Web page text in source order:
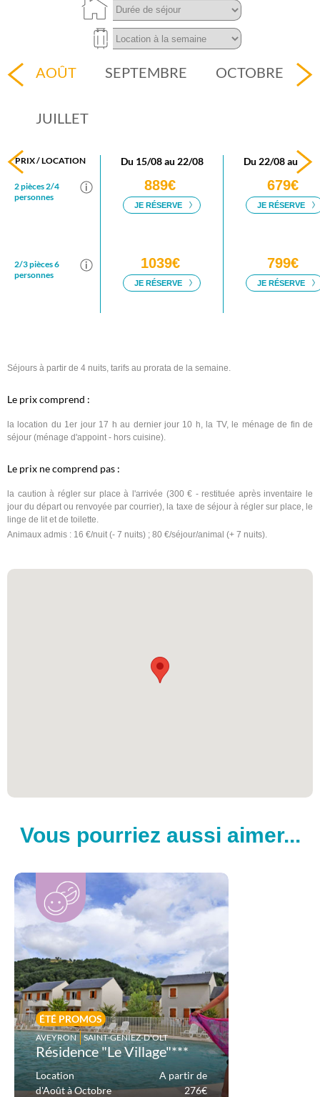
Séjours à partir de 4 nuits, tarifs au prorata de la semaine.
Le prix comprend :
la location du 1er jour 17 h au dernier jour 10 h, la TV, le ménage de fin de
séjour (ménage d'appoint - hors cuisine).
Le prix ne comprend pas :
la caution à régler sur place à l'arrivée (300 € - restituée après inventaire le
jour du départ ou renvoyée par courrier), la taxe de séjour à régler sur place, le
linge de lit et de toilette.
Animaux admis : 16 €/nuit (- 7 nuits) ; 80 €/séjour/animal (+ 7 nuits).
Vous pourriez aussi aimer...
ÉTÉ PROMOS
AVEYRON SAINT-GENIEZ-D'OLT
Résidence "Le Village"***
Location
d'Août à Octobre
A partir de
276€